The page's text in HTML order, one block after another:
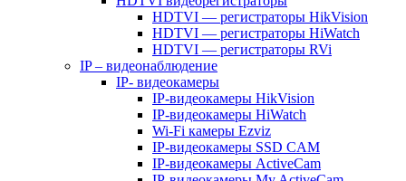
HDTVI — регистраторы HikVision
HDTVI — регистраторы HiWatch
HDTVI — регистраторы RVi
IP – видеонаблюдение
IP- видеокамеры
IP-видеокамеры HikVision
IP-видеокамеры HiWatch
Wi-Fi камеры Ezviz
IP-видеокамеры SSD CAM
IP-видеокамеры ActiveCam